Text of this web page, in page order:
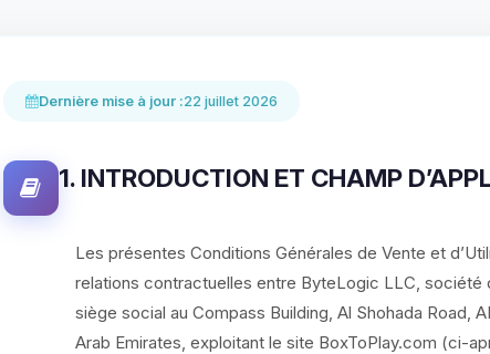
Dernière mise à jour :22 juillet 2026
1. INTRODUCTION ET CHAMP
Les présentes Conditions Générales de Vente et
relations contractuelles entre ByteLogic LLC, société
siège social au Compass Building, Al Shohada Road,
Arab Emirates, exploitant le site BoxToPlay.com (ci-